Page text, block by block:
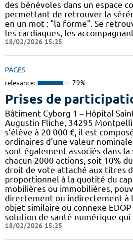
des bénévoles dans un espace
permettant de retrouver la
en un mot : "la forme". Se
les cardiaques, les
18/02/2026 15:25
PAGES
relevance: 79%
Prises de
Bâtiment Cyborg 1 – Hôpital
Augustin Fliche, 34295
s’élève à 20 000 €, il est
ordinaires d’une valeur
sont également associés dans
chacun 2000 actions, soit 10%
droit de vote attaché aux titres
proportionnel à la quotité du
mobilières ou immobilières,
directement ou indirectement à
objet similaire ou connexe
solution de santé numérique qui
18/02/2026 15:25